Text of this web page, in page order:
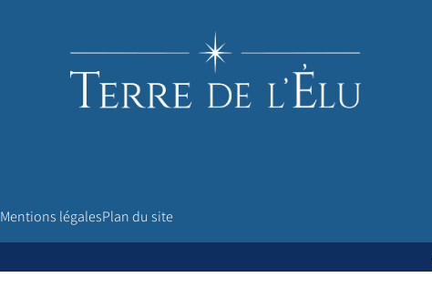
Mentions légalesPlan du site